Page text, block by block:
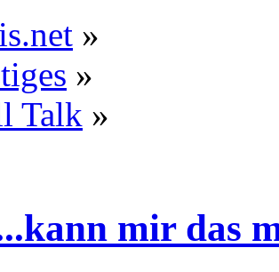
»
»
Talk »
mir das